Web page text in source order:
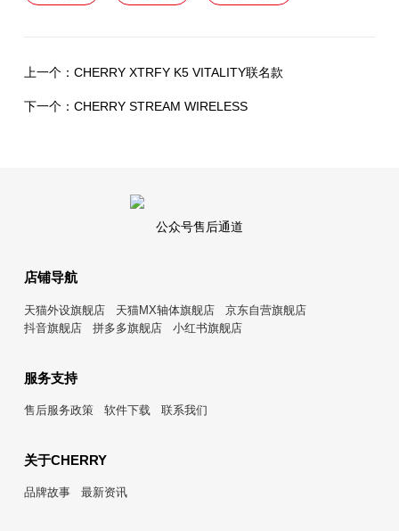
上一个： CHERRY XTRFY K5 VITALITY联名款
下一个： CHERRY STREAM WIRELESS
公众号售后通道
店铺导航
天猫外设旗舰店 天猫MX轴体旗舰店
京东自营旗舰店
抖音旗舰店
拼多多旗舰店 小红书旗舰店
服务支持
售后服务政策 软件下载 联系我们
关于CHERRY
品牌故事 最新资讯